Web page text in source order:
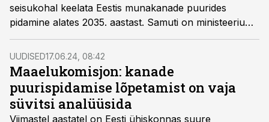
seisukohal keelata Eestis munakanade puurides
pidamine alates 2035. aastast. Samuti on ministeeriumi
ettepanek, et alates 2026. aastast ei tohi sisustada uusi
munakanade pidamisruume või -kohti rikastatud
puuridega.
UUDISED17.06.24, 08:42
Maaelukomisjon: kanade
puurispidamise lõpetamist on vaja
süvitsi analüüsida
Viimastel aastatel on Eesti ühiskonnas suure